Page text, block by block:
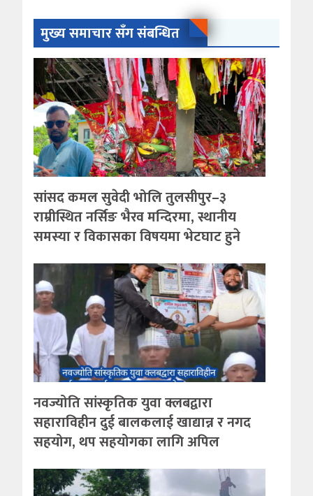
मुख्य समाचार सँग संबन्धित
सांसद कमल सुवेदी भोलि तुलसीपुर–३
राम्रीस्थित नर्सिङ भैरव मन्दिरमा, स्थानीय
समस्या र विकासका विषयमा भेटघाट हुने
नवज्योति सांस्कृतिक युवा क्लबद्वारा
सहाराविहीन दुई बालकलाई खाद्यान्न र नगद
सहयोग, थप सहयोगका लागि अपिल